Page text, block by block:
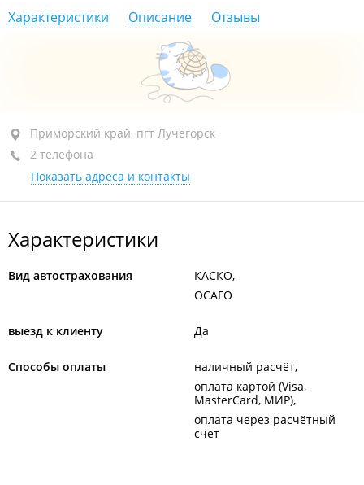
Характеристики Описание Отзывы
Приморский край, пгт Лучегорск, ул. Микрорайон 4-
й, 2
+7 (423-57) 3-62-85
закрыто, откроется в 09:00
Приморский край, пгт Лучегорск
2 телефона
Показать адреса и контакты
Характеристики
Вид автострахования
КАСКО
ОСАГО
выезд к клиенту Да
Способы оплаты
наличный расчёт
оплата картой (Visa,
MasterCard, МИР)
оплата через расчётный
счёт